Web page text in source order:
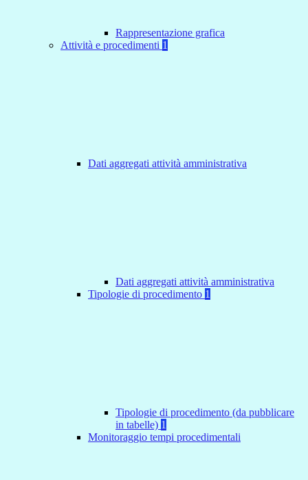
Rappresentazione grafica
Attività e procedimenti 1
Dati aggregati attività amministrativa
Dati aggregati attività amministrativa
Tipologie di procedimento 1
Tipologie di procedimento (da pubblicare
in tabelle) 1
Monitoraggio tempi procedimentali